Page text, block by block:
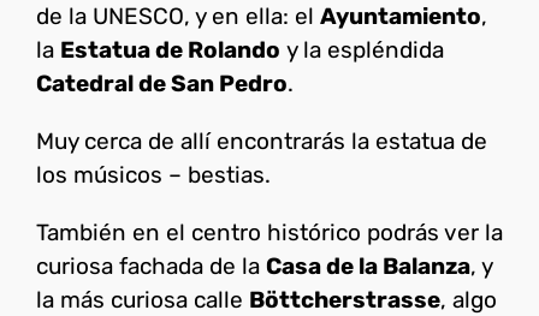
de la UNESCO, y en ella: el Ayuntamiento,
la Estatua de Rolando y la espléndida
Catedral de San Pedro.
Muy cerca de allí encontrarás la estatua de
los músicos – bestias.
También en el centro histórico podrás ver la
curiosa fachada de la Casa de la Balanza, y
la más curiosa calle Böttcherstrasse, algo